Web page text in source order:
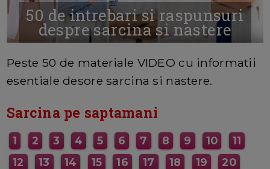
50 de intrebari si raspunsuri
despre sarcina si nastere
Peste 50 de materiale VIDEO cu informatii
esentiale desore sarcina si nastere.
Sarcina pe saptamani
1 2 3 4 5 6 7 8 9 10
11
12
13 14 15 16 17 18 19
20